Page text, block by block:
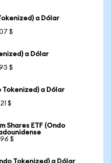
a Dólar
$
a Dólar
$
Tokenized) a Dólar
$
Shares ETF (Ondo
$
Tokenized) a Dólar